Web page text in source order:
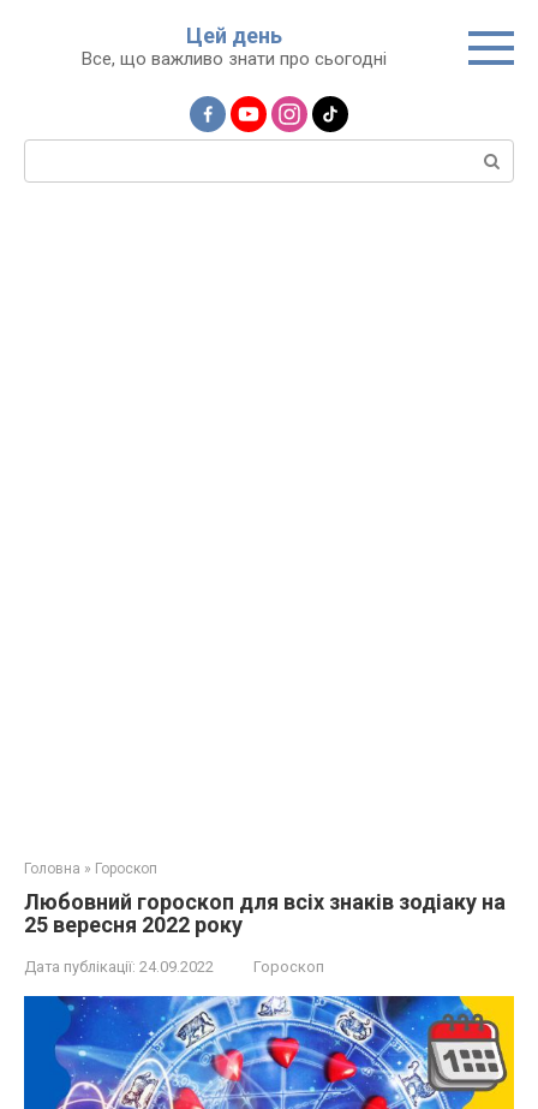
Цей день
Все, що важливо знати про сьогодні
Пошук:
Головна » Гороскоп
Любовний гороскоп для всіх знаків зодіаку на
25 вересня 2022 року
Дата публікації: 24.09.2022 Гороскоп